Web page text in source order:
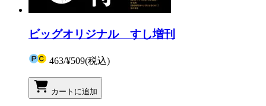
ビッグオリジナル すし増刊
463/¥509(税込)
カートに追加